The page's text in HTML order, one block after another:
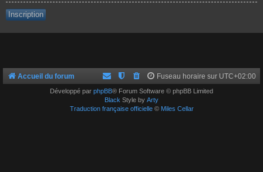
Inscription
Accueil du forum Fuseau horaire sur UTC+02:00
Développé par phpBB® Forum Software © phpBB Limited
Black Style by Arty
Traduction française officielle© Miles Cellar